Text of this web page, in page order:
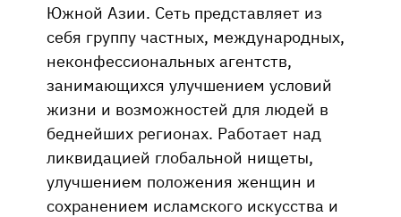
Южной Азии. Сеть представляет из
себя группу частных, международных,
неконфессиональных агентств,
занимающихся улучшением условий
жизни и возможностей для людей в
беднейших регионах. Работает над
ликвидацией глобальной нищеты,
улучшением положения женщин и
сохранением исламского искусства и